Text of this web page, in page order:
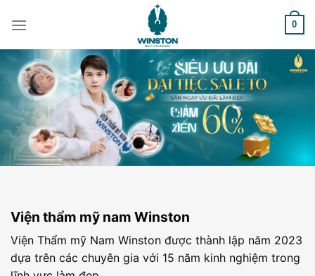
0
Viện thẩm mỹ nam Winston
Viện Thẩm mỹ Nam Winston được thành lập năm 2023
dựa trên các chuyên gia với 15 năm kinh nghiệm trong